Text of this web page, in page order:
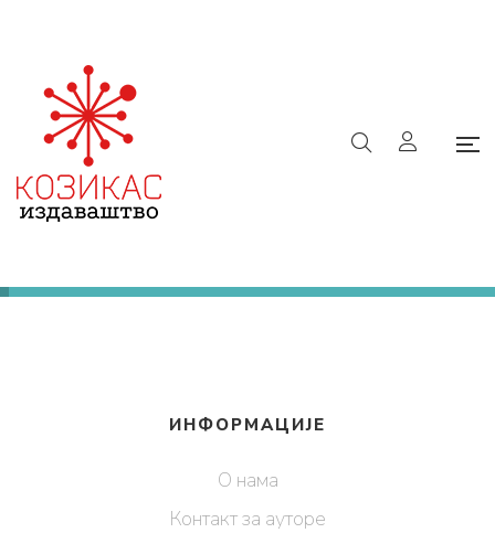
Почетна / е-Књижара
Ниједан производ не одговара изабраним
ИНФОРМАЦИЈЕ
О нама
Контакт за ауторе